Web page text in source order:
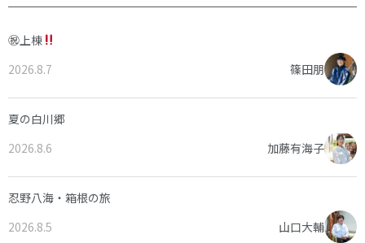
㊗上棟
2026.8.7
篠田朋
夏の白川郷
2026.8.6
加藤有海子
忍野八海・箱根の旅
2026.8.5
山口大輔